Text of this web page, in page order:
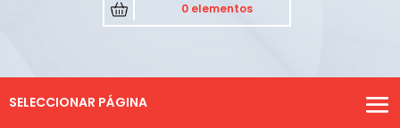
0 elementos
SELECCIONAR PÁGINA